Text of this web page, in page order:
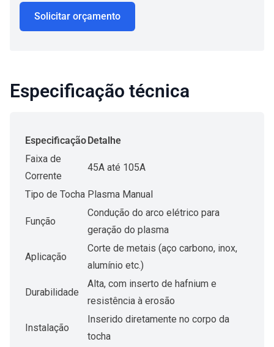
Solicitar orçamento
Especificação técnica
EspecificaçãoDetalhe
Faixa de
Corrente
45A até 105A
Tipo de Tocha Plasma Manual
Função
Condução do arco elétrico para
geração do plasma
Aplicação
Corte de metais (aço carbono, inox,
alumínio etc.)
Durabilidade
Alta, com inserto de hafnium e
resistência à erosão
Instalação
Inserido diretamente no corpo da
tocha